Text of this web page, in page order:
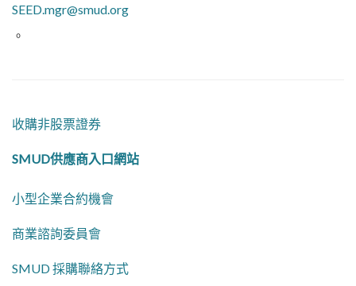
SEED.mgr@smud.org
。
收購非股票證券
SMUD供應商入口網站
小型企業合約機會
商業諮詢委員會
SMUD 採購聯絡方式